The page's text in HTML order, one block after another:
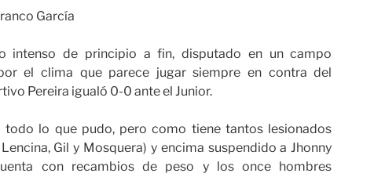
García
intenso de principio a fin, disputado en un campo
el clima que parece jugar siempre en contra del
Pereira igualó 0-0 ante el Junior.
todo lo que pudo, pero como tiene tantos lesionados
Gil y Mosquera) y encima suspendido a Jhonny
con recambios de peso y los once hombres